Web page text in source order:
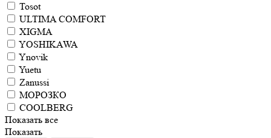
Tosot
ULTIMA COMFORT
XIGMA
YOSHIKAWA
Ynovik
Yuetu
Zanussi
МОРОЗКО
СOOLBERG
Показать все
Показать